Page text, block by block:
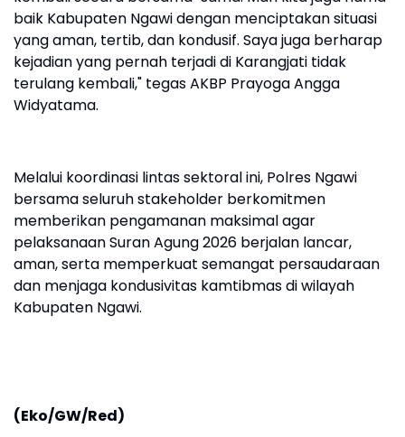
baik Kabupaten Ngawi dengan menciptakan situasi
yang aman, tertib, dan kondusif. Saya juga berharap
kejadian yang pernah terjadi di Karangjati tidak
terulang kembali," tegas AKBP Prayoga Angga
Widyatama.
Melalui koordinasi lintas sektoral ini, Polres Ngawi
bersama seluruh stakeholder berkomitmen
memberikan pengamanan maksimal agar
pelaksanaan Suran Agung 2026 berjalan lancar,
aman, serta memperkuat semangat persaudaraan
dan menjaga kondusivitas kamtibmas di wilayah
Kabupaten Ngawi.
(Eko/GW/Red)